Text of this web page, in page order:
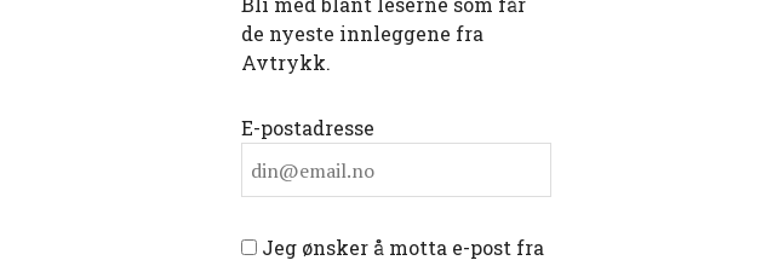
de nyeste innleggene fra
Avtrykk.
E-postadresse
Jeg ønsker å motta e-post fra